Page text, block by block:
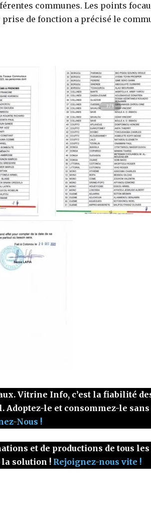
communes. Les points
de fonction a précisé le
Vitrine Info, c’est la fiabilité
Adoptez-le et consommez-le
Nous !
et de productions de tous
la solution ! Rejoignez-nous vite !